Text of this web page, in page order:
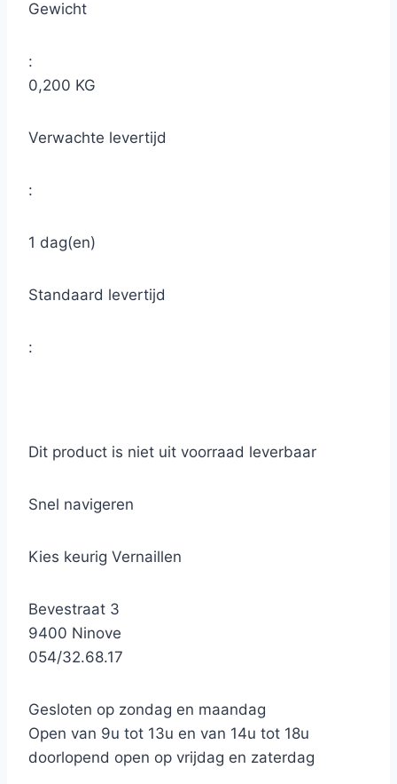
Gewicht
:
0,200 KG
Verwachte levertijd
:
1 dag(en)
Standaard levertijd
:
Dit product is niet uit voorraad leverbaar
Snel navigeren
Kies keurig Vernaillen
Bevestraat 3
9400 Ninove
054/32.68.17
Gesloten op zondag en maandag
Open van 9u tot 13u en van 14u tot 18u
doorlopend open op vrijdag en zaterdag